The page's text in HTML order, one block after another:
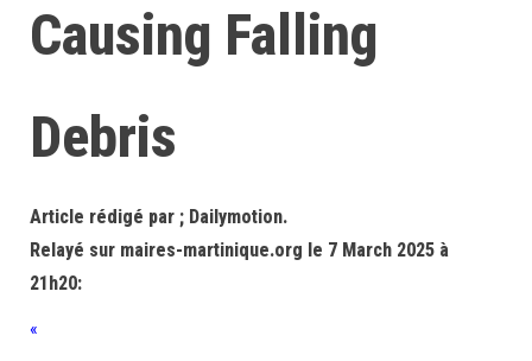
Causing Falling
Debris
Article rédigé par ; Dailymotion.
Relayé sur maires-martinique.org le 7 March 2025 à
21h20:
«